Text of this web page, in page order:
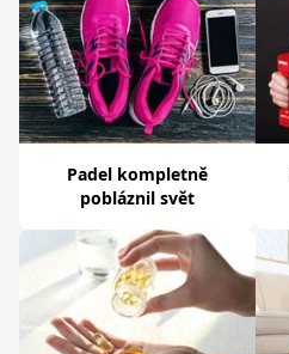
Padel kompletně
pobláznil svět